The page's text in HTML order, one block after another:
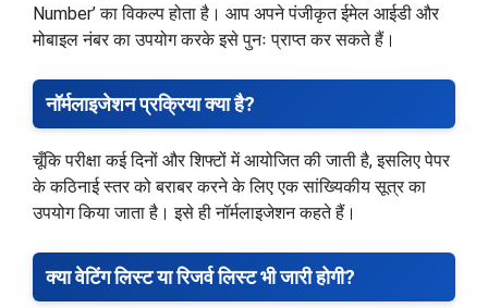
Number’ का विकल्प होता है। आप अपने पंजीकृत ईमेल आईडी और
मोबाइल नंबर का उपयोग करके इसे पुनः प्राप्त कर सकते हैं।
नॉर्मलाइजेशन प्रक्रिया क्या है?
चूँकि परीक्षा कई दिनों और शिफ्टों में आयोजित की जाती है, इसलिए पेपर
के कठिनाई स्तर को बराबर करने के लिए एक सांख्यिकीय सूत्र का
उपयोग किया जाता है। इसे ही नॉर्मलाइजेशन कहते हैं।
क्या वेटिंग लिस्ट या रिजर्व लिस्ट भी जारी होगी?